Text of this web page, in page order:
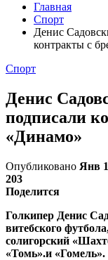
Главная
Спорт
Денис
контракты с
Спорт
Денис
подписали
«Динамо»
Опубликовано Янв
203
Поделится
Голкипер Денис
витебского
солигорский
«Томь».и «Гомель».